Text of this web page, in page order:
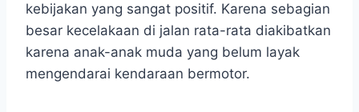
kebijakan yang sangat positif. Karena sebagian
besar kecelakaan di jalan rata-rata diakibatkan
karena anak-anak muda yang belum layak
mengendarai kendaraan bermotor.